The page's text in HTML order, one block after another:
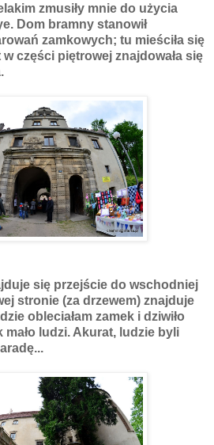
zmusiły mnie do użycia
Dom bramny stanowił
zamkowych; tu mieściła się
części piętrowej znajdowała się
się przejście do wschodniej
stronie (za drzewem) znajduje
obleciałam zamek i dziwiło
mało ludzi. Akurat, ludzie byli